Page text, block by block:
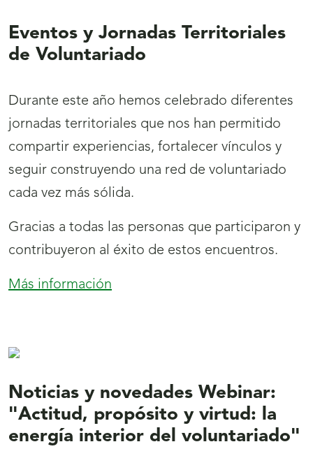
Eventos y Jornadas Territoriales
de Voluntariado
Durante este año hemos celebrado diferentes
jornadas territoriales que nos han permitido
compartir experiencias, fortalecer vínculos y
seguir construyendo una red de voluntariado
cada vez más sólida.
Gracias a todas las personas que participaron y
contribuyeron al éxito de estos encuentros.
Más información
Voluntariado
Noticias y novedades Webinar:
"Actitud, propósito y virtud: la
energía interior del voluntariado"